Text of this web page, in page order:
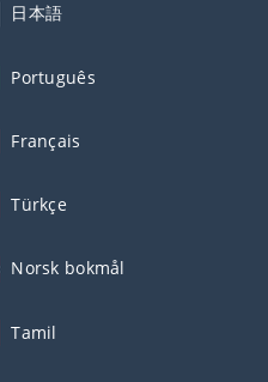
日本語
Português
Français
Türkçe
Norsk bokmål
Tamil